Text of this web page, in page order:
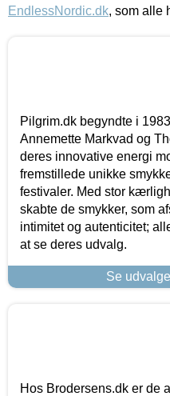
EndlessNordic.dk, som alle
Pilgrim.dk begyndte i
Annemette Markvad og
deres innovative energi
fremstillede unikke
festivaler. Med stor
skabte de smykker, som
intimitet og autenticitet;
at se deres udvalg.
Se
Hos Brodersens.dk er de